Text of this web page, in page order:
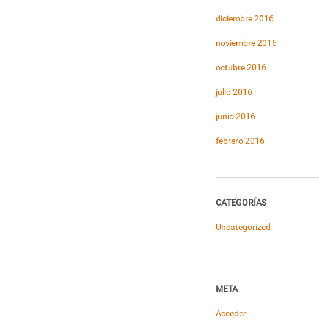
diciembre 2016
noviembre 2016
octubre 2016
julio 2016
junio 2016
febrero 2016
CATEGORÍAS
Uncategorized
META
Acceder